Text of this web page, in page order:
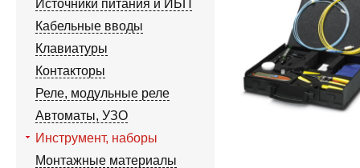
Источники питания и ИБП
Кабельные вводы
Клавиатуры
Контакторы
Реле, модульные реле
Автоматы, УЗО
Инструмент, наборы
Монтажные материалы